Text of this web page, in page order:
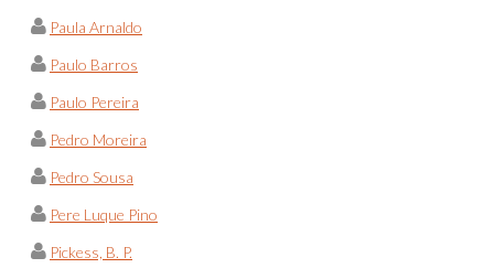
Paula Arnaldo
Paulo Barros
Paulo Pereira
Pedro Moreira
Pedro Sousa
Pere Luque Pino
Pickess, B. P.